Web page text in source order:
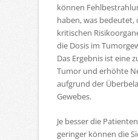
können
haben, was bedeutet,
kritischen
die Dosis im
Das Ergebnis ist eine
Tumor und erhöhte
aufgrund der
Gewebes.
Je besser die
geringer können die